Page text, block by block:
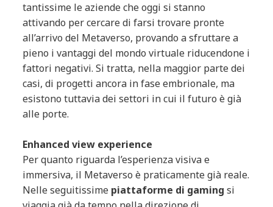
tantissime le aziende che oggi si stanno
attivando per cercare di farsi trovare pronte
all’arrivo del Metaverso, provando a sfruttare a
pieno i vantaggi del mondo virtuale riducendone i
fattori negativi. Si tratta, nella maggior parte dei
casi, di progetti ancora in fase embrionale, ma
esistono tuttavia dei settori in cui il futuro è già
alle porte.
Enhanced view experience
Per quanto riguarda l’esperienza visiva e
immersiva, il Metaverso è praticamente già reale.
Nelle seguitissime piattaforme di gamingsi